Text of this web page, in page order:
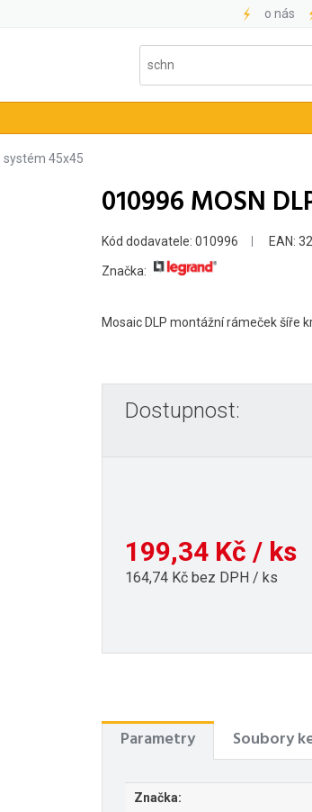
o nás
systém 45x45
010996 MOSN
Kód dodavatele: 010996 EAN:
Značka:
Mosaic DLP montážní rámeček šíře
Dostupnost:
199,34 Kč / ks
164,74 Kč bez DPH / ks
Parametry Soubory
Značka: